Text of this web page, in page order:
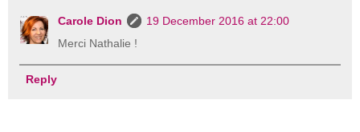
Carole Dion
19 December 2016 at 22:00
Merci Nathalie !
Reply